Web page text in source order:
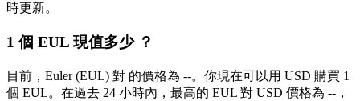
時更新。
1 個 EUL 現值多少 ？
目前，Euler (EUL) 對 的價格為 --。你現在可以用 USD 購買 1
個 EUL。在過去 24 小時內，最高的 EUL 對 USD 價格為 --，